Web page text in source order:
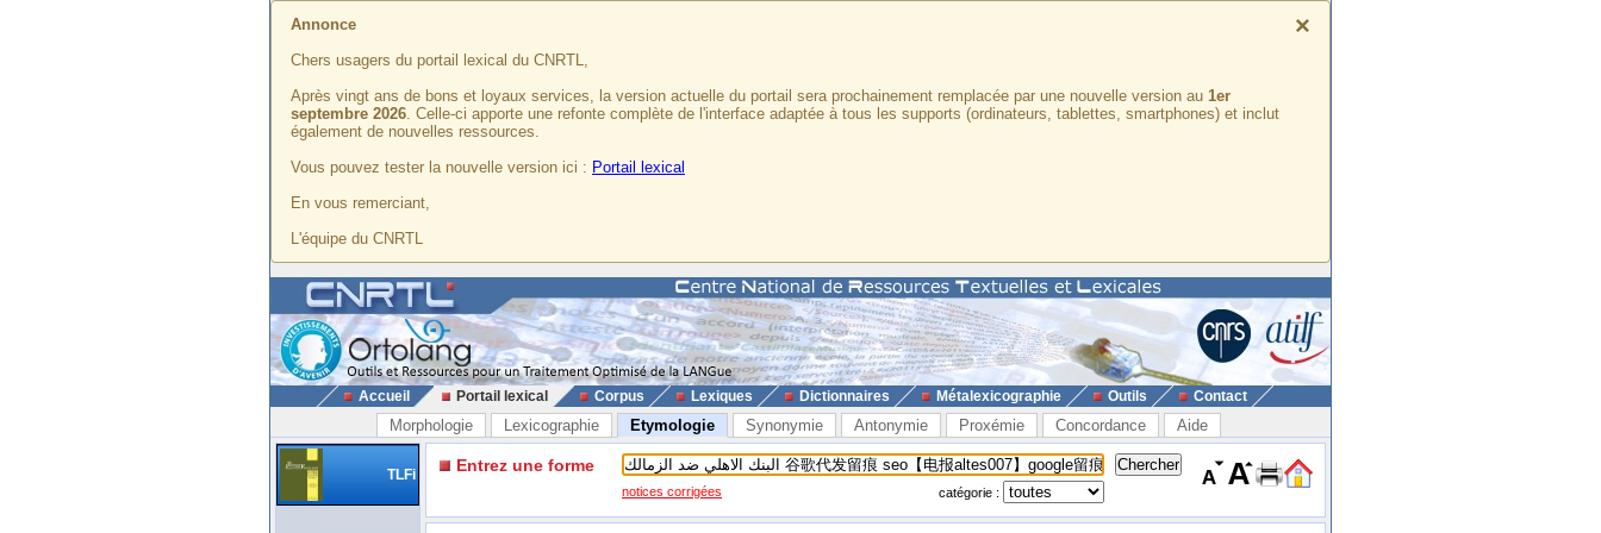
×
Annonce
Chers usagers du portail lexical du CNRTL,
Après vingt ans de bons et loyaux services, la version actuelle du portail sera prochainement remplacée par une nouvelle version au 1er
septembre 2026. Celle-ci apporte une refonte complète de l'interface adaptée à tous les supports (ordinateurs, tablettes, smartphones) et inclut
également de nouvelles ressources.
Vous pouvez tester la nouvelle version ici : Portail lexical
En vous remerciant,
L'équipe du CNRTL
Accueil Portail lexical Corpus Lexiques Dictionnaires Métalexicographie Outils Contact
Morphologie Lexicographie Etymologie Synonymie Antonymie Proxémie Concordance Aide
TLFi Entrez une forme
notices corrigées catégorie :